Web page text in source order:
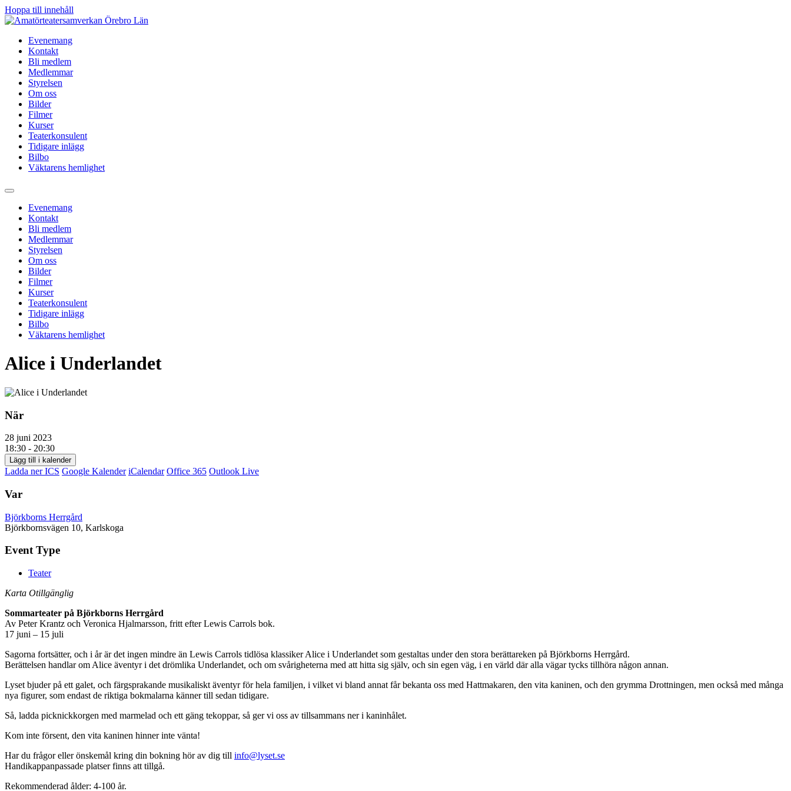
Hoppa till innehåll
Evenemang
Kontakt
Bli medlem
Medlemmar
Styrelsen
Om oss
Bilder
Filmer
Kurser
Teaterkonsulent
Tidigare inlägg
Bilbo
Väktarens hemlighet
Evenemang
Kontakt
Bli medlem
Medlemmar
Styrelsen
Om oss
Bilder
Filmer
Kurser
Teaterkonsulent
Tidigare inlägg
Bilbo
Väktarens hemlighet
Alice i Underlandet
När
28 juni 2023
18:30 - 20:30
Lägg till i kalender
Ladda ner ICS Google Kalender iCalendar Office 365 Outlook Live
Var
Björkborns Herrgård
Björkbornsvägen 10, Karlskoga
Event Type
Teater
Karta Otillgänglig
Sommarteater på Björkborns Herrgård
Av Peter Krantz och Veronica Hjalmarsson, fritt efter Lewis Carrols bok.
17 juni – 15 juli
Sagorna fortsätter, och i år är det ingen mindre än Lewis Carrols tidlösa klassiker Alice i Underlandet som gestaltas under den stora berättareken på Björkborns Herrgård.
Berättelsen handlar om Alice äventyr i det drömlika Underlandet, och om svårigheterna med att hitta sig själv, och sin egen väg, i en värld där alla vägar tycks tillhöra någon annan.
Lyset bjuder på ett galet, och färgsprakande musikaliskt äventyr för hela familjen, i vilket vi bland annat får bekanta oss med Hattmakaren, den vita kaninen, och den grymma Drottningen, men också med många
nya figurer, som endast de riktiga bokmalarna känner till sedan tidigare.
Så, ladda picknickkorgen med marmelad och ett gäng tekoppar, så ger vi oss av tillsammans ner i kaninhålet.
Kom inte försent, den vita kaninen hinner inte vänta!
Har du frågor eller önskemål kring din bokning hör av dig till info@lyset.se
Handikappanpassade platser finns att tillgå.
Rekommenderad ålder: 4-100 år.